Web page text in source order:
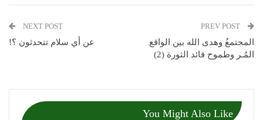
المجتمعُ وهدى الله بين الواقع
المُـر وطموح قائد الثورة (2)
NEXT POST
عن أي سلام تتحدثون ؟!
You Might Also Like